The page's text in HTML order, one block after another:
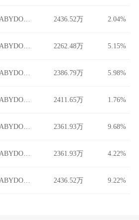
BABYDOGEMM/USDT 2436.52万 2.04%
BABYDOGEMM/USDT 2262.48万 5.15%
BABYDOGEMM/USDT 2386.79万 5.98%
BABYDOGEMM/USDT 2411.65万 1.76%
BABYDOGEMM/USDT 2361.93万 9.68%
BABYDOGEMM/USDT 2361.93万 4.22%
BABYDOGEMM/USDT 2436.52万 9.22%